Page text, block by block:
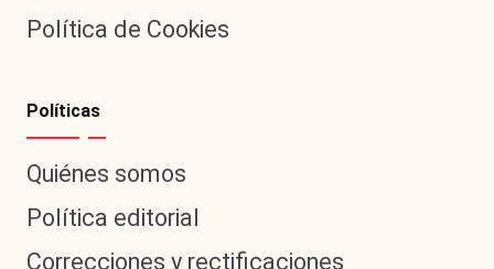
Política de Cookies
Políticas
Quiénes somos
Política editorial
Correcciones y rectificaciones